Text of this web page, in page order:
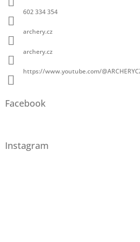
602 334 354
archery.cz
archery.cz
https://www.youtube.com/
Facebook
Instagram